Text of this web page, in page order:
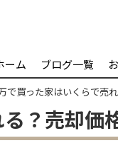
ーム ブログ一覧
で買った家はいくらで売
？売却価